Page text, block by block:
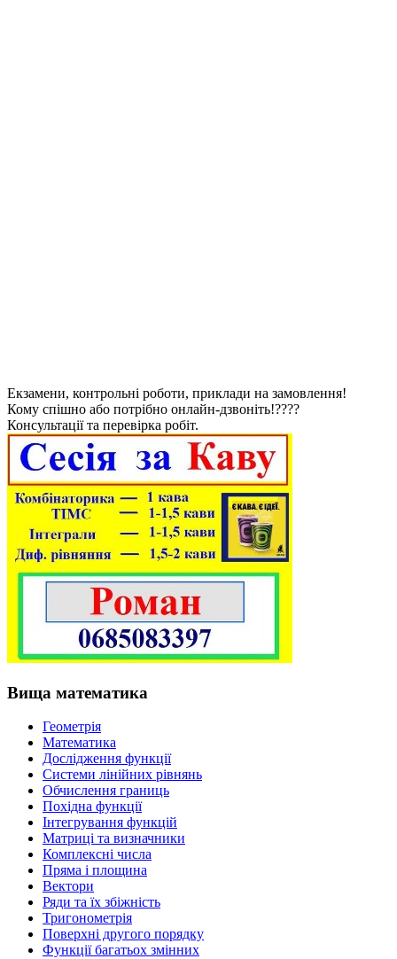
Екзамени, контрольні роботи, приклади на замовлення!
Кому спішно або потрібно онлайн-дзвоніть!????
Консультації та перевірка робіт.
Вища математика
Геометрія
Математика
Дослідження функції
Системи лінійних рівнянь
Обчислення границь
Похідна функції
Інтегрування функцій
Матриці та визначники
Комплексні числа
Пряма і площина
Вектори
Ряди та їх збіжність
Тригонометрія
Поверхні другого порядку
Функції багатьох змінних